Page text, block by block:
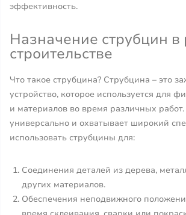
эффективность.
Назначение струбцин в
строительстве
Что такое струбцина? Струбцина – это
устройство, которое используется для
и материалов во время различных
универсально и охватывает широкий
использовать струбцины для:
Соединения деталей из дерева,
других материалов.
Обеспечения неподвижного